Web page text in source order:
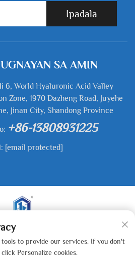
Ipadala
SA AMIN
6, World Hyaluronic Acid Valley
Zone, 1970 Dazheng Road, Juyehe
Jinan City, Shandong Province
+86-13808931225
[email protected]
Weiye (Jinan) Machinery
ng mga karapatan ay nakalaan.
sa Pagkapribado
tools to provide our services. If you don't
Personalize cookies.